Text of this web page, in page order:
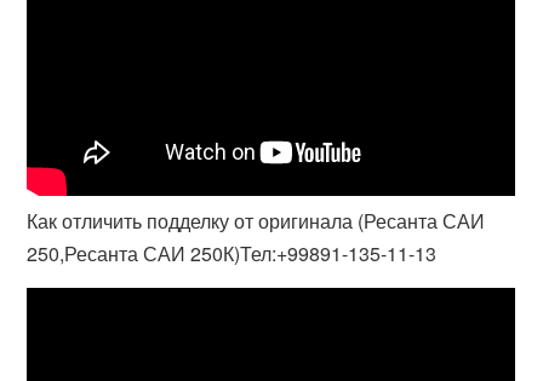
Как отличить подделку от оригинала (Ресанта САИ
250,Ресанта САИ 250К)Тел:+99891-135-11-13